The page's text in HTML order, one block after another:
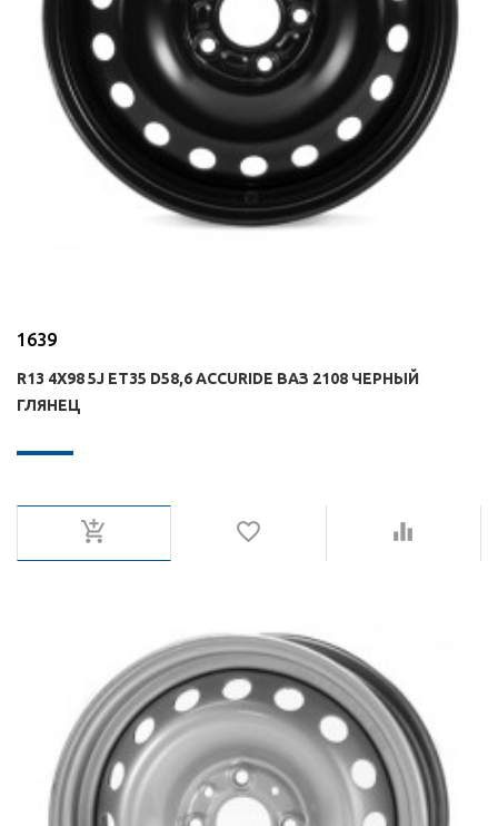
1639
R13 4X98 5J ET35 D58,6 ACCURIDE ВАЗ 2108 ЧЕРНЫЙ
ГЛЯНЕЦ